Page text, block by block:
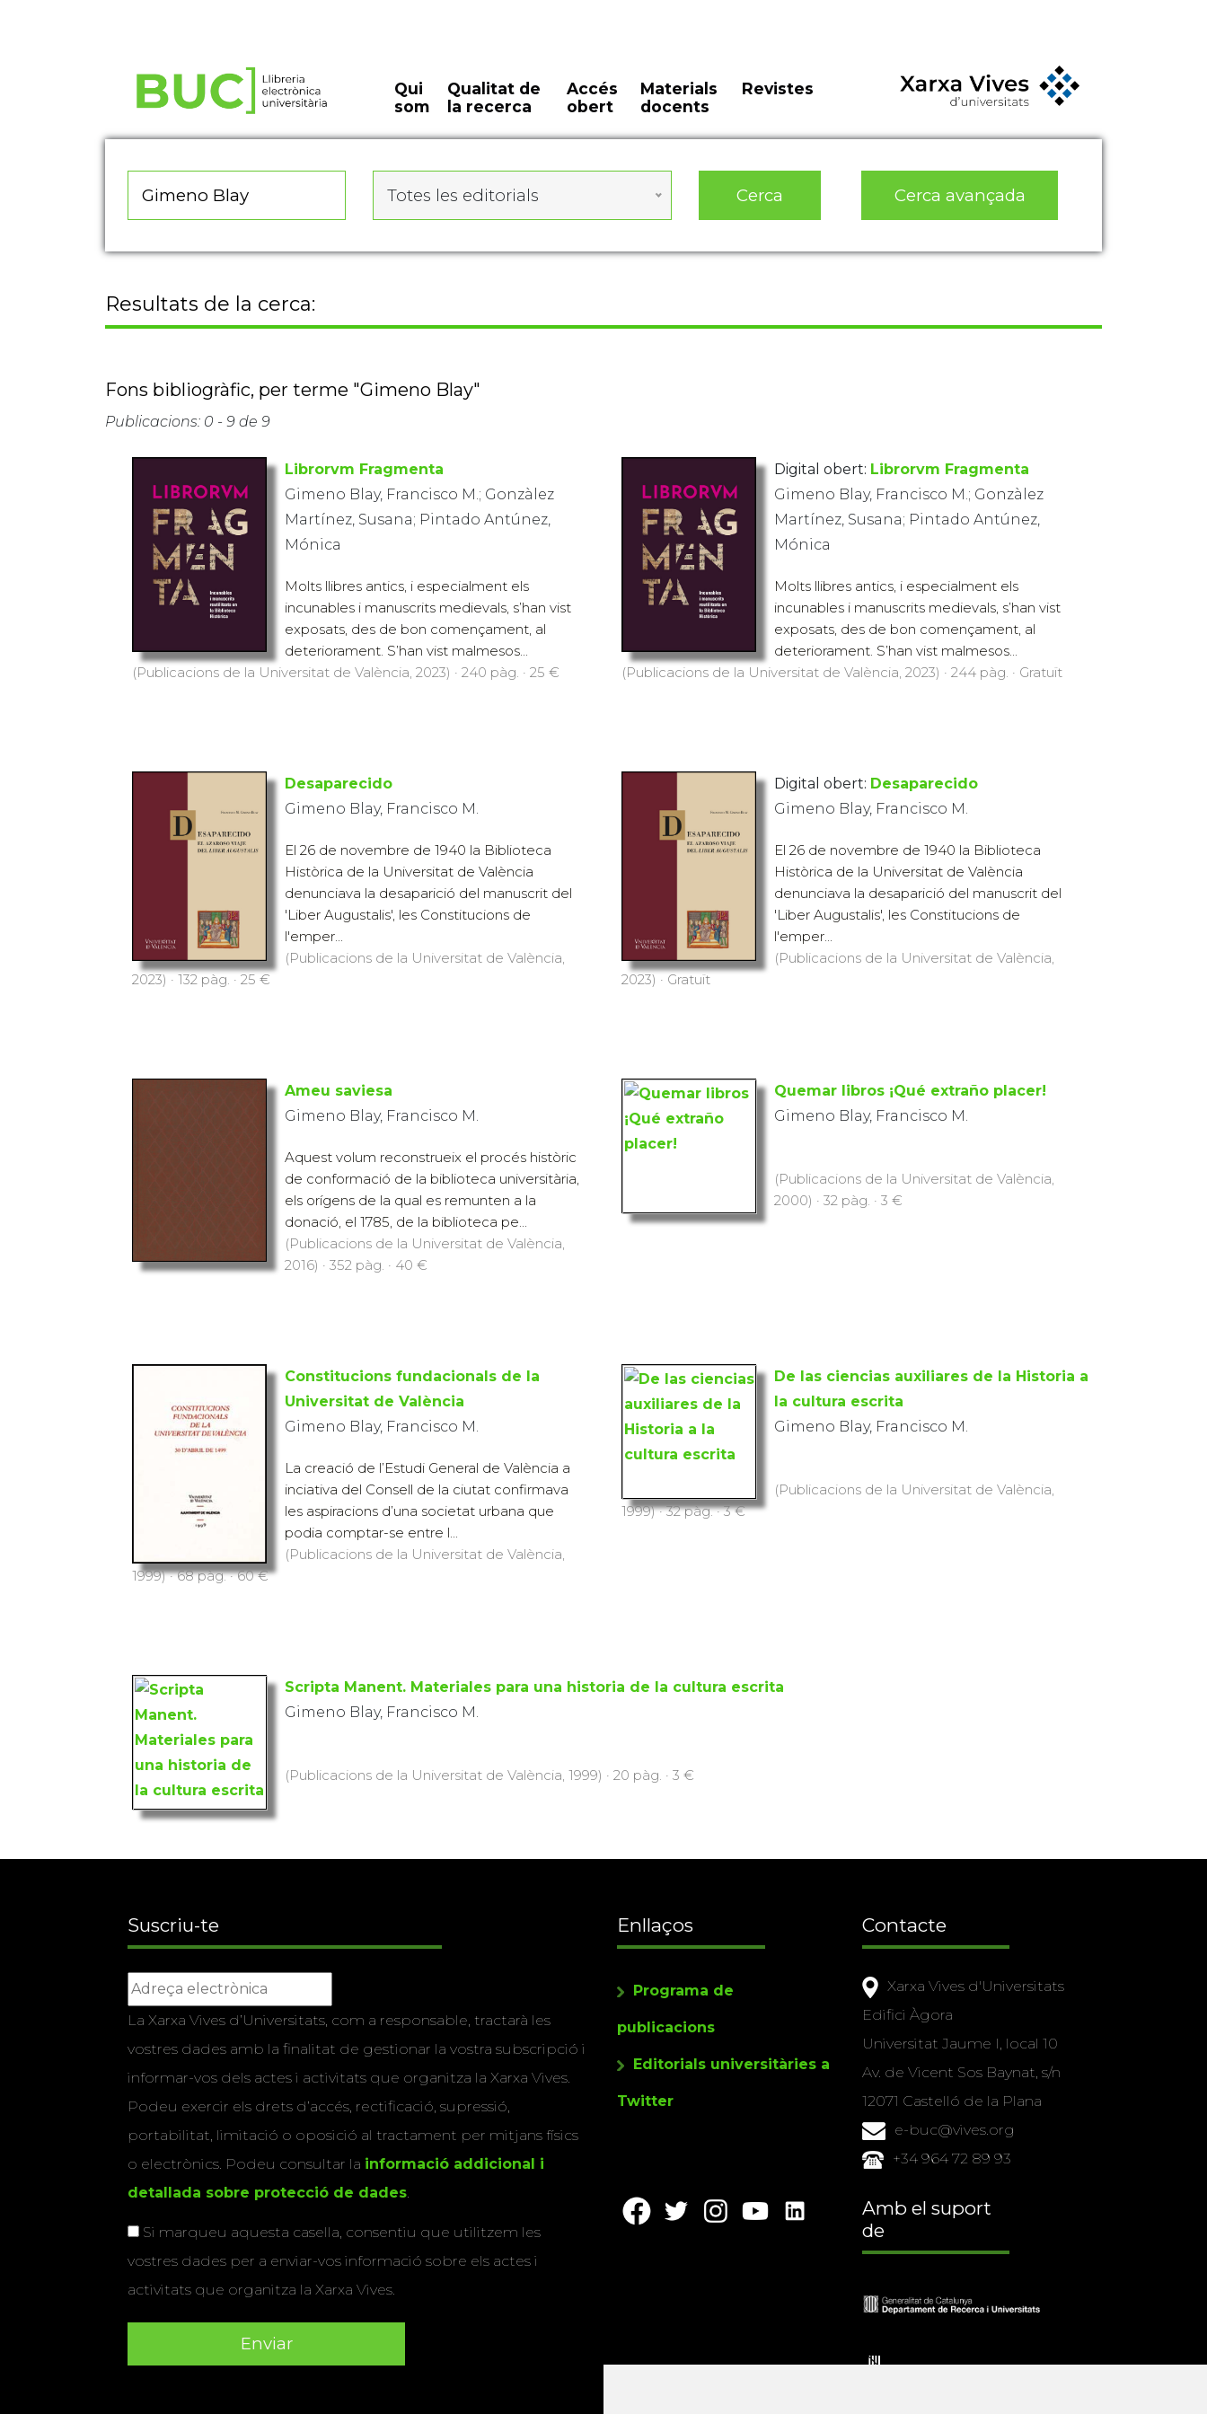
Qui
som
Qualitat de
la recerca
Accés
obert
Materials
docents
Revistes
Totes les editorials Cerca Cerca avançada
Resultats de la cerca:
Fons bibliogràfic, per terme "Gimeno Blay"
Publicacions: 0 - 9 de 9
Librorvm Fragmenta
Gimeno Blay, Francisco M.; Gonzàlez
Martínez, Susana; Pintado Antúnez,
Mónica
Molts llibres antics, i especialment els
incunables i manuscrits medievals, s’han vist
exposats, des de bon començament, al
deteriorament. S’han vist malmesos...
(Publicacions de la Universitat de València, 2023) · 240 pàg. · 25 €
Digital obert: Librorvm Fragmenta
Gimeno Blay, Francisco M.; Gonzàlez
Martínez, Susana; Pintado Antúnez,
Mónica
Molts llibres antics, i especialment els
incunables i manuscrits medievals, s’han vist
exposats, des de bon començament, al
deteriorament. S’han vist malmesos...
(Publicacions de la Universitat de València, 2023) · 244 pàg. · Gratuït
Desaparecido
Gimeno Blay, Francisco M.
El 26 de novembre de 1940 la Biblioteca
Històrica de la Universitat de València
denunciava la desaparició del manuscrit del
'Liber Augustalis', les Constitucions de
l'emper...
(Publicacions de la Universitat de València,
2023) · 132 pàg. · 25 €
Digital obert: Desaparecido
Gimeno Blay, Francisco M.
El 26 de novembre de 1940 la Biblioteca
Històrica de la Universitat de València
denunciava la desaparició del manuscrit del
'Liber Augustalis', les Constitucions de
l'emper...
(Publicacions de la Universitat de València,
2023) · Gratuït
Ameu saviesa
Gimeno Blay, Francisco M.
Aquest volum reconstrueix el procés històric
de conformació de la biblioteca universitària,
els orígens de la qual es remunten a la
donació, el 1785, de la biblioteca pe...
(Publicacions de la Universitat de València,
2016) · 352 pàg. · 40 €
Quemar libros ¡Qué extraño placer!
Gimeno Blay, Francisco M.
(Publicacions de la Universitat de València,
2000) · 32 pàg. · 3 €
Constitucions fundacionals de la
Universitat de València
Gimeno Blay, Francisco M.
La creació de l’Estudi General de València a
inciativa del Consell de la ciutat confirmava
les aspiracions d’una societat urbana que
podia comptar-se entre l...
(Publicacions de la Universitat de València,
1999) · 68 pàg. · 60 €
De las ciencias auxiliares de la Historia a
la cultura escrita
Gimeno Blay, Francisco M.
(Publicacions de la Universitat de València,
1999) · 32 pàg. · 3 €
Scripta Manent. Materiales para una historia de la cultura escrita
Gimeno Blay, Francisco M.
(Publicacions de la Universitat de València, 1999) · 20 pàg. · 3 €
Suscriu-te
La Xarxa Vives d’Universitats, com a responsable, tractarà les
vostres dades amb la finalitat de gestionar la vostra subscripció i
informar-vos dels actes i activitats que organitza la Xarxa Vives.
Podeu exercir els drets d’accés, rectificació, supressió,
portabilitat, limitació o oposició al tractament per mitjans físics
o electrònics. Podeu consultar la informació addicional i
detallada sobre protecció de dades.
Si marqueu aquesta casella, consentiu que utilitzem les
vostres dades per a enviar-vos informació sobre els actes i
activitats que organitza la Xarxa Vives.
Enllaços
Programa de
publicacions
Editorials universitàries a
Twitter
Contacte
Xarxa Vives d'Universitats
Edifici Àgora
Universitat Jaume I, local 10
Av. de Vicent Sos Baynat, s/n
12071 Castelló de la Plana
e-buc@vives.org
+34 964 72 89 93
Amb el suport
de